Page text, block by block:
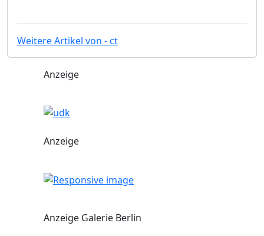
Weitere Artikel von - ct
Anzeige
Anzeige
Anzeige Galerie Berlin